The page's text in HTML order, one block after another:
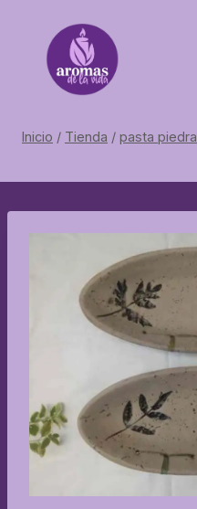
contenido
Inicio / Tienda / pasta piedra